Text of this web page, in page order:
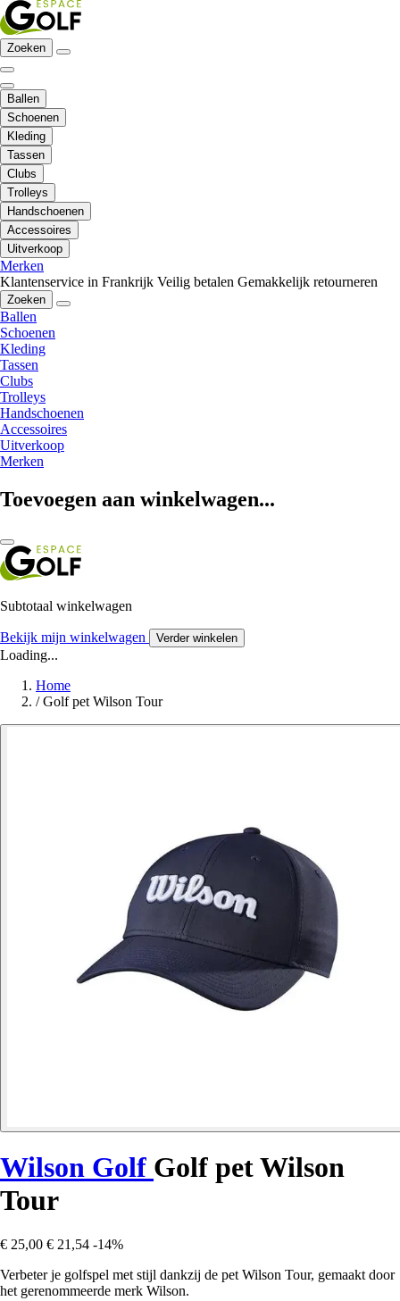
Zoeken
Ballen
Schoenen
Kleding
Tassen
Clubs
Trolleys
Handschoenen
Accessoires
Uitverkoop
Merken
Klantenservice in Frankrijk Veilig betalen Gemakkelijk retourneren
Zoeken
Ballen
Schoenen
Kleding
Tassen
Clubs
Trolleys
Handschoenen
Accessoires
Uitverkoop
Merken
Toevoegen aan winkelwagen...
Subtotaal winkelwagen
Bekijk mijn winkelwagen Verder winkelen
Loading...
Home
/ Golf pet Wilson Tour
Wilson Golf Golf pet Wilson
Tour
€ 25,00 € 21,54 -14%
Verbeter je golfspel met stijl dankzij de pet Wilson Tour, gemaakt door
het gerenommeerde merk Wilson.